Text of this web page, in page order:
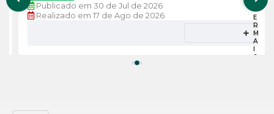
Publicado em30 de Jul de 2026
Realizado em17 de Ago de 2026
V
M